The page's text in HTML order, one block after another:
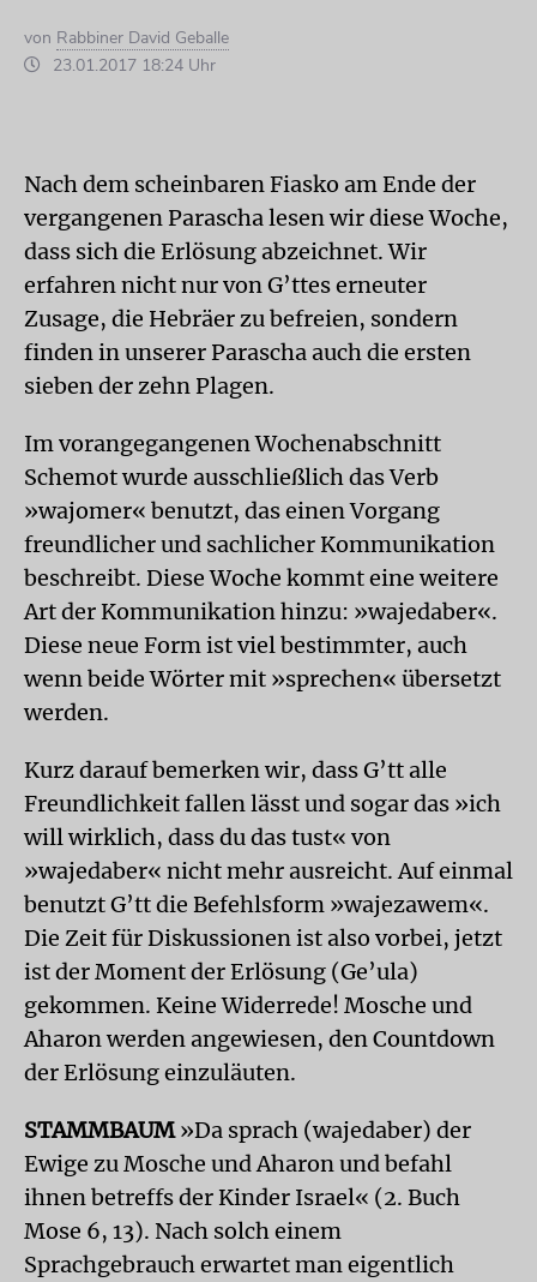
von Rabbiner David Geballe
23.01.2017 18:24 Uhr
Nach dem scheinbaren Fiasko am Ende der
vergangenen Parascha lesen wir diese Woche,
dass sich die Erlösung abzeichnet. Wir
erfahren nicht nur von G’ttes erneuter
Zusage, die Hebräer zu befreien, sondern
finden in unserer Parascha auch die ersten
sieben der zehn Plagen.
Im vorangegangenen Wochenabschnitt
Schemot wurde ausschließlich das Verb
»wajomer« benutzt, das einen Vorgang
freundlicher und sachlicher Kommunikation
beschreibt. Diese Woche kommt eine weitere
Art der Kommunikation hinzu: »wajedaber«.
Diese neue Form ist viel bestimmter, auch
wenn beide Wörter mit »sprechen« übersetzt
werden.
Kurz darauf bemerken wir, dass G’tt alle
Freundlichkeit fallen lässt und sogar das »ich
will wirklich, dass du das tust« von
»wajedaber« nicht mehr ausreicht. Auf einmal
benutzt G’tt die Befehlsform »wajezawem«.
Die Zeit für Diskussionen ist also vorbei, jetzt
ist der Moment der Erlösung (Ge’ula)
gekommen. Keine Widerrede! Mosche und
Aharon werden angewiesen, den Countdown
der Erlösung einzuläuten.
STAMMBAUM»Da sprach (wajedaber) der
Ewige zu Mosche und Aharon und befahl
ihnen betreffs der Kinder Israel« (2. Buch
Mose 6, 13). Nach solch einem
Sprachgebrauch erwartet man eigentlich